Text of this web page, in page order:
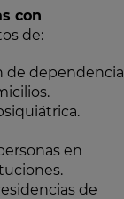
con
de:
de dependencia
en
de